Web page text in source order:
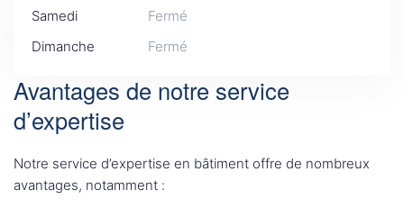
Samedi
Fermé
Dimanche
Fermé
Avantages de notre service
d’expertise
Notre service d’expertise en bâtiment offre de nombreux
avantages, notamment :